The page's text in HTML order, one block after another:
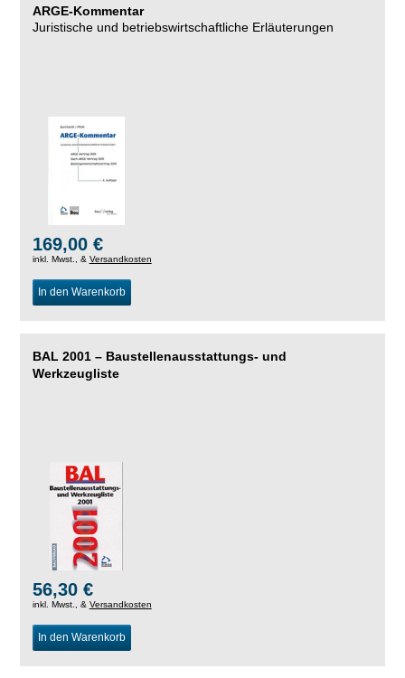
ARGE-Kommentar
Juristische und betriebswirtschaftliche Erläuterungen
169,00 €
inkl. Mwst., & Versandkosten
In den Warenkorb
BAL 2001 – Baustellenausstattungs- und
Werkzeugliste
56,30 €
inkl. Mwst., & Versandkosten
In den Warenkorb